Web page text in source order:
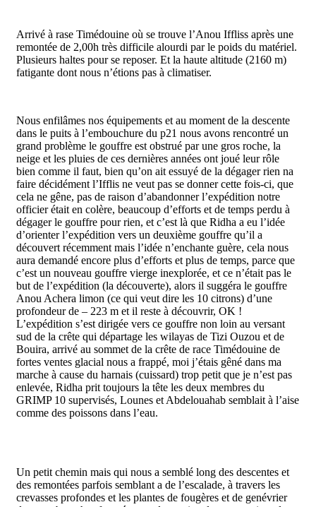
Arrivé à rase Timédouine où se trouve l’Anou Iffliss après une
remontée de 2,00h très difficile alourdi par le poids du matériel.
Plusieurs haltes pour se reposer. Et la haute altitude (2160 m)
fatigante dont nous n’étions pas à climatiser.
Nous enfilâmes nos équipements et au moment de la descente
dans le puits à l’embouchure du p21 nous avons rencontré un
grand problème le gouffre est obstrué par une gros roche, la
neige et les pluies de ces dernières années ont joué leur rôle
bien comme il faut, bien qu’on ait essuyé de la dégager rien na
faire décidément l’Ifflis ne veut pas se donner cette fois-ci, que
cela ne gêne, pas de raison d’abandonner l’expédition notre
officier était en colère, beaucoup d’efforts et de temps perdu à
dégager le gouffre pour rien, et c’est là que Ridha a eu l’idée
d’orienter l’expédition vers un deuxième gouffre qu’il a
découvert récemment mais l’idée n’enchante guère, cela nous
aura demandé encore plus d’efforts et plus de temps, parce que
c’est un nouveau gouffre vierge inexplorée, et ce n’était pas le
but de l’expédition (la découverte), alors il suggéra le gouffre
Anou Achera limon (ce qui veut dire les 10 citrons) d’une
profondeur de – 223 m et il reste à découvrir, OK !
L’expédition s’est dirigée vers ce gouffre non loin au versant
sud de la crête qui départage les wilayas de Tizi Ouzou et de
Bouira, arrivé au sommet de la crête de race Timédouine de
fortes ventes glacial nous a frappé, moi j’étais gêné dans ma
marche à cause du harnais (cuissard) trop petit que je n’est pas
enlevée, Ridha prit toujours la tête les deux membres du
GRIMP 10 supervisés, Lounes et Abdelouahab semblait à l’aise
comme des poissons dans l’eau.
Un petit chemin mais qui nous a semblé long des descentes et
des remontées parfois semblant a de l’escalade, à travers les
crevasses profondes et les plantes de fougères et de genévrier